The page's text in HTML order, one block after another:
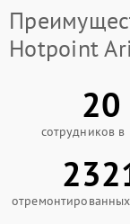
Hotpoint
20
сотрудников в